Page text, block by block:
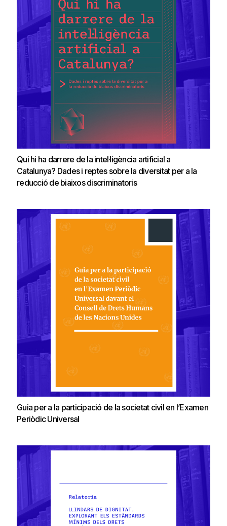
Qui hi ha darrere de la intel·ligència artificial a
Catalunya? Dades i reptes sobre la diversitat per a la
reducció de biaixos discriminatoris
Guia per a la participació de la societat civil en l’Examen
Periòdic Universal